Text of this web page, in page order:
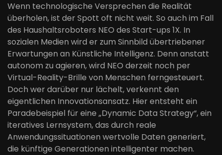
Wenn technologische Versprechen die Realität
überholen, ist der Spott oft nicht weit. So auch im Fall
des Haushaltsroboters NEO des Start-ups 1X. In
sozialen Medien wird er zum Sinnbild übertriebener
Erwartungen an Künstliche Intelligenz. Denn anstatt
autonom zu agieren, wird NEO derzeit noch per
Virtual-Reality-Brille von Menschen ferngesteuert.
Doch wer darüber nur lächelt, verkennt den
eigentlichen Innovationsansatz. Hier entsteht ein
Paradebeispiel für eine „Dynamic Data Strategy“, ein
iteratives Lernsystem, das durch reale
Anwendungssituationen wertvolle Daten generiert,
die künftige Generationen intelligenter machen.